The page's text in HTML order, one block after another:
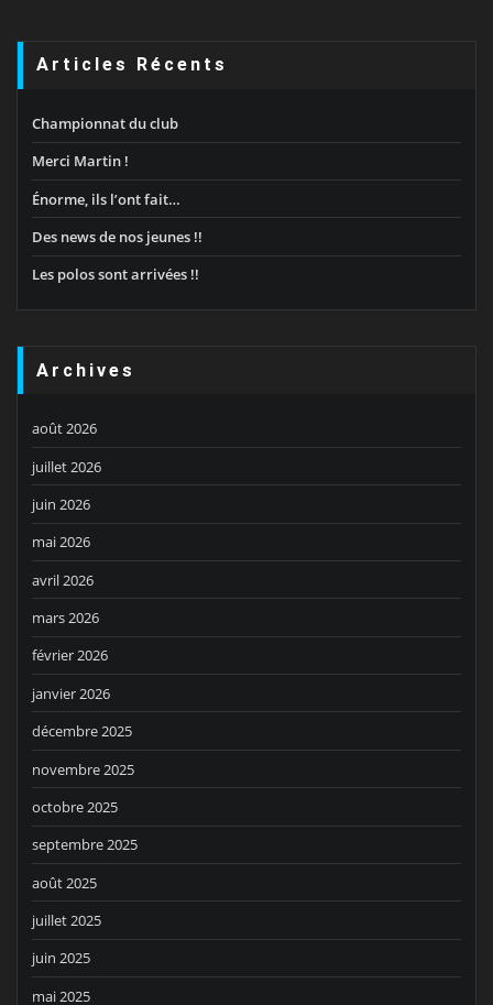
Articles Récents
Championnat du club
Merci Martin !
Énorme, ils l’ont fait…
Des news de nos jeunes !!
Les polos sont arrivées !!
Archives
août 2026
juillet 2026
juin 2026
mai 2026
avril 2026
mars 2026
février 2026
janvier 2026
décembre 2025
novembre 2025
octobre 2025
septembre 2025
août 2025
juillet 2025
juin 2025
mai 2025